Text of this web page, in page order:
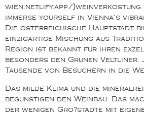
wien.netlify.app/
immerse yourself in Vienna’s
Die osterreichische Hauptstadt
einzigartige Mischung aus
Region ist bekannt fur ihren
besonders den Grunen Veltliner.
Tausende von Besuchern in die
Das milde Klima und die
begunstigen den Weinbau. Das
der wenigen Gro?stadte mit